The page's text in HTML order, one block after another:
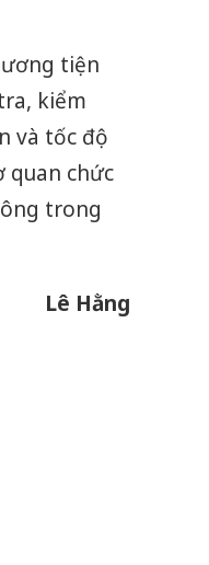
tiện
kiểm
và tốc độ
quan chức
trong
Lê Hằng